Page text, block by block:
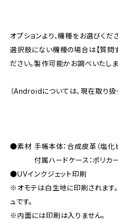
オプションより、機種をお選びくださ
選択肢にない機種の場合は【質問
ださい。製作可能かお調べいたしま
（Androidについては、現在取り扱
●素材 手帳本体：合成皮革（塩化
付属ハードケース：ポリカー
●UVインクジェット印刷
※オモテは白生地に印刷されます
ュです。
※内面には印刷は入りません。